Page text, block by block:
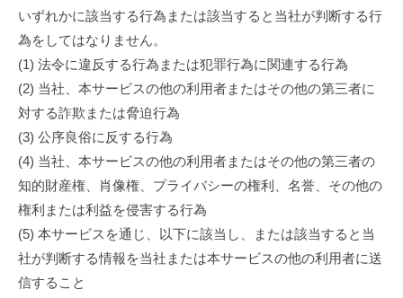
いずれかに該当する行為または該当すると当社が判断する行
為をしてはなりません。
(1) 法令に違反する行為または犯罪行為に関連する行為
(2) 当社、本サービスの他の利用者またはその他の第三者に
対する詐欺または脅迫行為
(3) 公序良俗に反する行為
(4) 当社、本サービスの他の利用者またはその他の第三者の
知的財産権、肖像権、プライバシーの権利、名誉、その他の
権利または利益を侵害する行為
(5) 本サービスを通じ、以下に該当し、または該当すると当
社が判断する情報を当社または本サービスの他の利用者に送
信すること